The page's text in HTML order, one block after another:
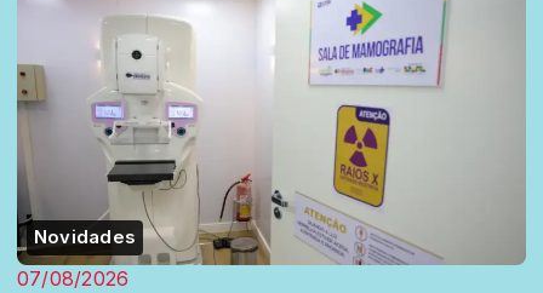
Novidades
07/08/2026